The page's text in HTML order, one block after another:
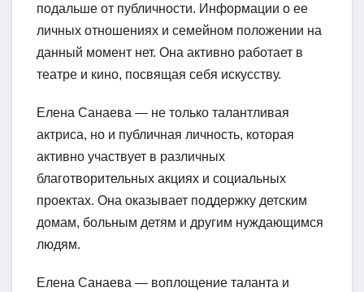
подальше от публичности. Информации о ее
личных отношениях и семейном положении на
данный момент нет. Она активно работает в
театре и кино, посвящая себя искусству.
Елена Санаева — не только талантливая
актриса, но и публичная личность, которая
активно участвует в различных
благотворительных акциях и социальных
проектах. Она оказывает поддержку детским
домам, больным детям и другим нуждающимся
людям.
Елена Санаева — воплощение таланта и